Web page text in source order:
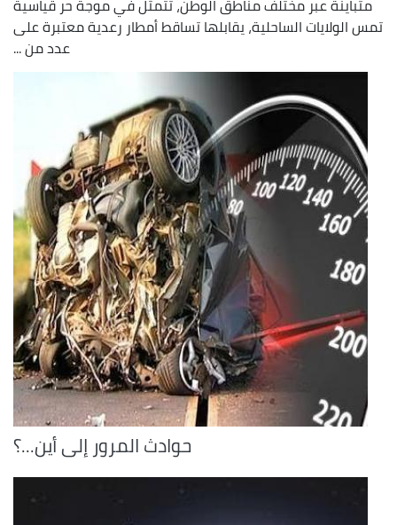
متباينة عبر مختلف مناطق الوطن، تتمثل في موجة حر قياسية
تمس الولايات الساحلية، يقابلها تساقط أمطار رعدية معتبرة على
عدد من ...
حوادث المرور إلى أين...؟